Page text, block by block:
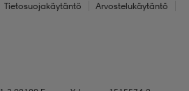
Tietosuojakäytäntö
Arvostelukäytäntö